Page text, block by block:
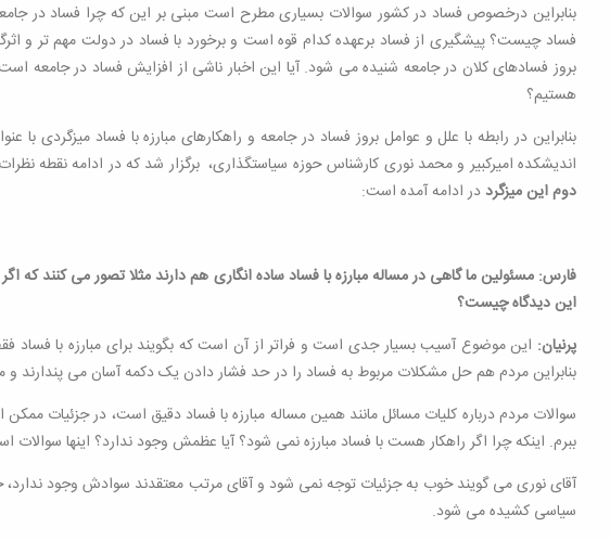
بنابراین درخصوص فساد در کشور سوالات بسیاری مطرح است مبنی بر این که چرا فساد در
فساد چیست؟ پیشگیری از فساد برعهده کدام قوه است و برخورد با فساد در دولت مهم تر و
بروز فسادهای کلان در جامعه شنیده می شود. آیا این اخبار ناشی از افزایش فساد در جامعه
هستیم؟
بنابراین در رابطه با علل و عوامل بروز فساد در جامعه و راهکارهای مبارزه با فساد میزگردی
اندیشکده امیرکبیر و محمد نوری کارشناس حوزه سیاستگذاری، برگزار شد که در ادامه نقطه
دوم این میزگرددر ادامه آمده است:
فارس: مسئولین ما گاهی در مساله مبارزه با فساد ساده انگاری هم دارند مثلا تصور می کنند
این دیدگاه چیست؟
پرنیان: این موضوع آسیب بسیار جدی است و فراتر از آن است که بگویند برای مبارزه با فساد
بنابراین مردم هم حل مشکلات مربوط به فساد را در حد فشار دادن یک دکمه آسان می پندارند
سوالات مردم درباره کلیات مسائل مانند همین مساله مبارزه با فساد دقیق است، در جزئیات
ببرم. اینکه چرا اگر راهکار هست با فساد مبارزه نمی شود؟ آیا عظمش وجود ندارد؟ اینها
آقای نوری می گویند خوب به جزئیات توجه نمی شود و آقای مرتب معتقدند سوادش وجود
سیاسی کشیده می شود.